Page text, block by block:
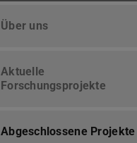
Über uns
Aktuelle
Forschungsprojekte
Abgeschlossene Projekte